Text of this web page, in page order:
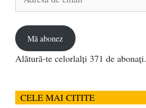
Mă abonez
Alătură-te celorlalți 371 de abonați.
CELE MAI CITITE